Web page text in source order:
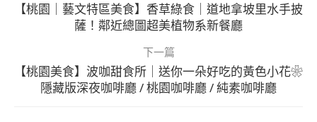
【桃園｜藝文特區美食】香草綠食｜道地拿坡里水手披
薩！鄰近總圖超美植物系新餐廳
下一篇
【桃園美食】波咖甜食所｜送你一朵好吃的黃色小花❀
隱藏版深夜咖啡廳 / 桃園咖啡廳 / 純素咖啡廳